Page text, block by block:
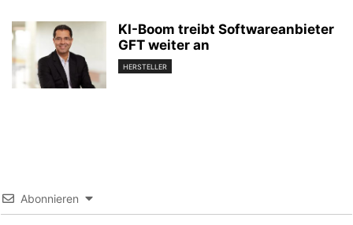
KI-Boom treibt Softwareanbieter
GFT weiter an
HERSTELLER
Abonnieren